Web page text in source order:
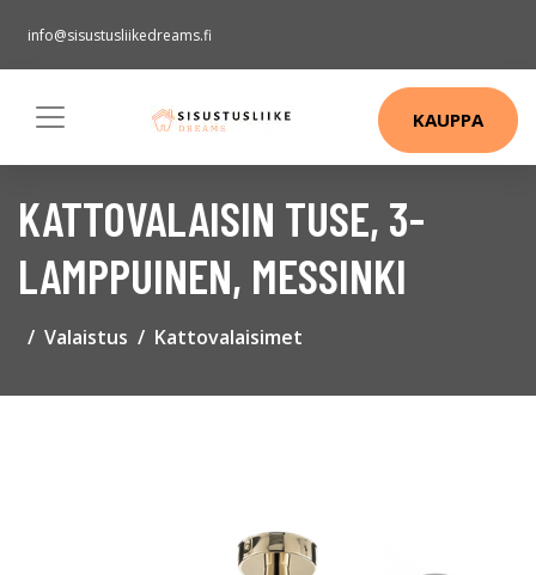
info@sisustusliikedreams.fi
KAUPPA
KATTOVALAISIN TUSE, 3-
LAMPPUINEN, MESSINKI
Valaistus Kattovalaisimet